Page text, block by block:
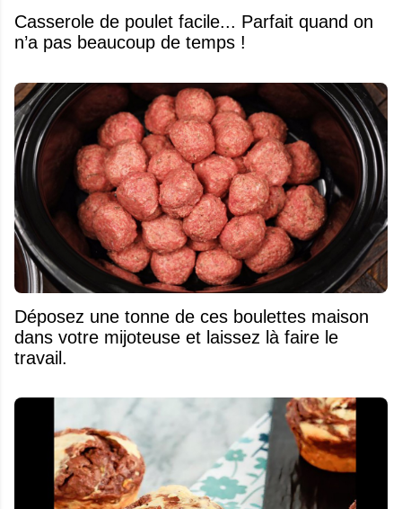
Casserole de poulet facile... Parfait quand on
n’a pas beaucoup de temps !
Déposez une tonne de ces boulettes maison
dans votre mijoteuse et laissez là faire le
travail.